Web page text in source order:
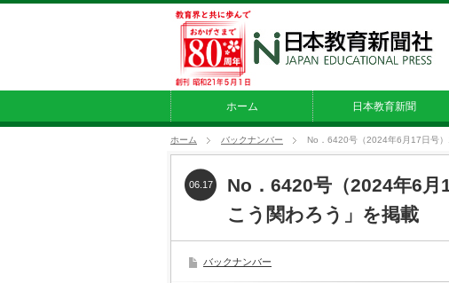
ホーム 日本教育新聞
ホーム バックナンバー No．6420号（2024年6月17日号
No．6420号（2024年6月
こう関わろう」を掲載
06.17
バックナンバー